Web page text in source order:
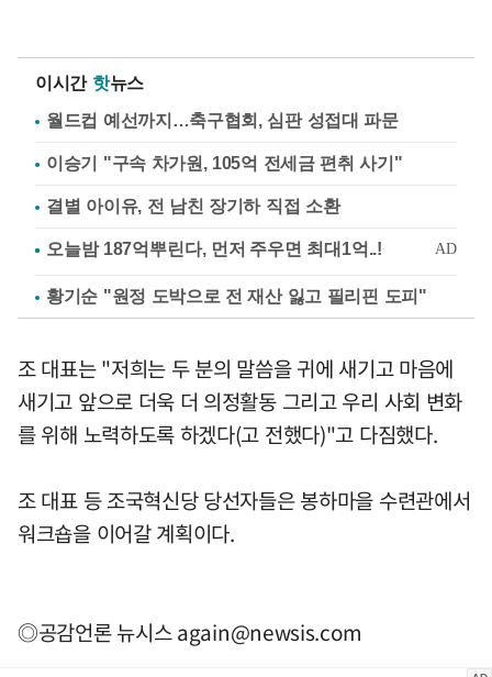
이시간 핫뉴스
월드컵 예선까지…축구협회, 심판 성접대 파문
이승기 "구속 차가원, 105억 전세금 편취 사기"
결별 아이유, 전 남친 장기하 직접 소환
황기순 "원정 도박으로 전 재산 잃고 필리핀 도피"
조 대표는 "저희는 두 분의 말씀을 귀에 새기고 마음에
새기고 앞으로 더욱 더 의정활동 그리고 우리 사회 변화
를 위해 노력하도록 하겠다(고 전했다)"고 다짐했다.
조 대표 등 조국혁신당 당선자들은 봉하마을 수련관에서
워크숍을 이어갈 계획이다.
◎공감언론 뉴시스again@newsis.com